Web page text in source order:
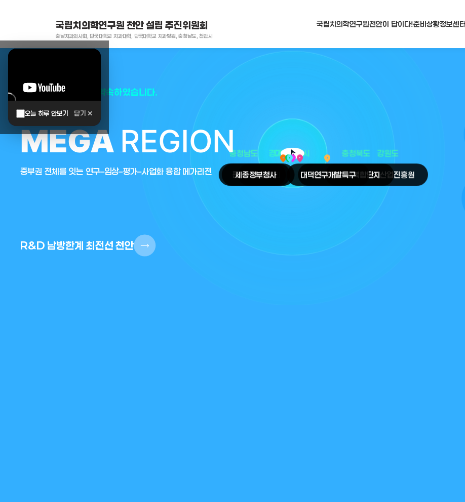
국립치의학연구원 천안 설립 추진위원회
충남치과의사회, 단국대학교 치과대학, 단국대학교 치과병원, 충청남도, 천안시
국립치의학연구원천안이 답이다!준비상황정보센터
오늘 하루 안보기 닫기 ✕
대한민국은 두번이나 약속하였습니다.
MEGA REGION
중부권 전체를 잇는 연구–임상–평가–사업화 융합 메가리전
R&D 남방한계 최전선 천안
arrow_selector_tool 강원도
경기도 충청북도
충청남도 대전광역시
place
천안시
place
세종정부청사
place
판교테크노밸리
place
오송첨단의료복합단지
place
대덕연구개발특구
place
원주의료기기산업진흥원